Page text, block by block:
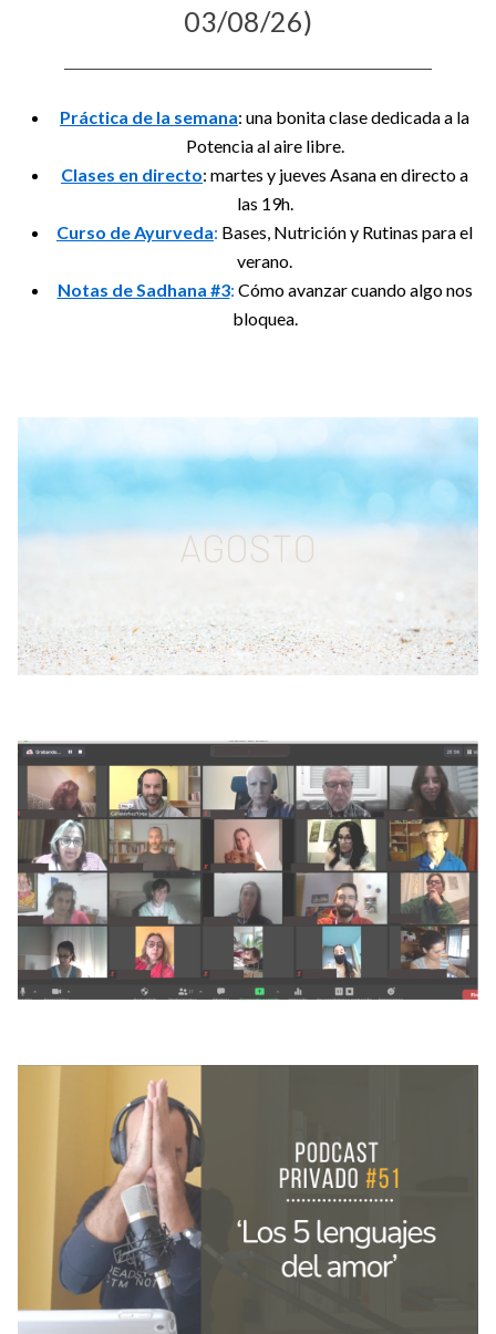
03/08/26)
Práctica de la semana: una bonita clase dedicada a la
Potencia al aire libre.
Clases en directo: martes y jueves Asana en directo a
las 19h.
Curso de Ayurveda: Bases, Nutrición y Rutinas para el
verano.
Notas de Sadhana #3: Cómo avanzar cuando algo nos
bloquea.